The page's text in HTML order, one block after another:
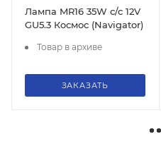
Лампа MR16 35W с/с 12V
GU5.3 Космос (Navigator)
Товар в архиве
ЗАКАЗАТЬ